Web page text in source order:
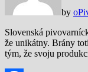
by
Slovenská
že unikátny. Brány
tým, že svoju